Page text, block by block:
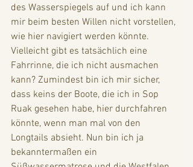
des Wasserspiegels auf und ich kann
mir beim besten Willen nicht vorstellen,
wie hier navigiert werden könnte.
Vielleicht gibt es tatsächlich eine
Fahrrinne, die ich nicht ausmachen
kann? Zumindest bin ich mir sicher,
dass keins der Boote, die ich in Sop
Ruak gesehen habe, hier durchfahren
könnte, wenn man mal von den
Longtails absieht. Nun bin ich ja
bekanntermaßen ein